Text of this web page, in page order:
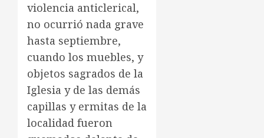
violencia anticlerical,
no ocurrió nada grave
hasta septiembre,
cuando los muebles, y
objetos sagrados de la
Iglesia y de las demás
capillas y ermitas de la
localidad fueron